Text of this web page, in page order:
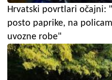
Hrvatski povrtlari očajni:
posto paprike, na
uvozne robe"